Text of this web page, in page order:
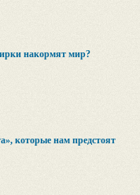
накормят мир?
которые нам предстоят